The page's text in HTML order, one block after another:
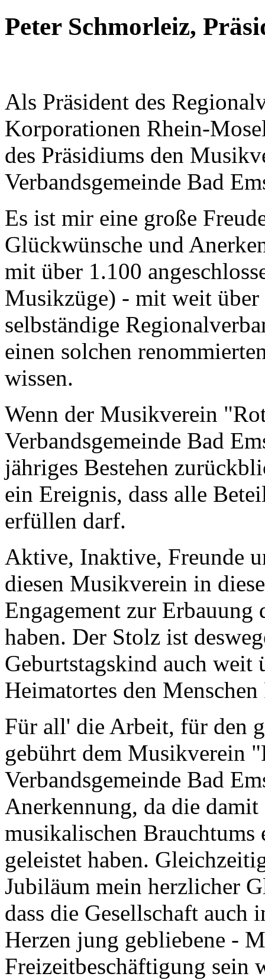
Peter Schmorleiz,
Als Präsident des
Korporationen Rhein-
des Präsidiums den
Verbandsgemeinde Bad
Es ist mir eine große
Glückwünsche und
mit über 1.100
Musikzüge) - mit weit
selbständige
einen solchen
wissen.
Wenn der Musikverein
Verbandsgemeinde Bad
jähriges Bestehen
ein Ereignis, dass alle
erfüllen darf.
Aktive, Inaktive, Freunde
diesen Musikverein in
Engagement zur
haben. Der Stolz ist
Geburtstagskind auch weit
Heimatortes den
Für all' die Arbeit, für den
gebührt dem Musikverein
Verbandsgemeinde Bad
Anerkennung, da die
musikalischen
geleistet haben.
Jubiläum mein herzlicher
dass die Gesellschaft
Herzen jung gebliebene -
Freizeitbeschäftigung sein